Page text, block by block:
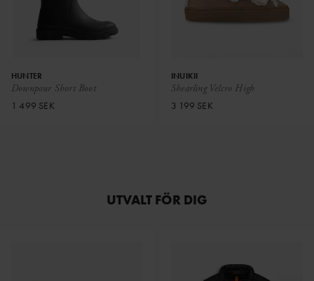
Downpour Short Boot
HUNTER
1 499 SEK
Shearling Velcro High
INUIKII
3 199 SEK
UTVALT FÖR DIG